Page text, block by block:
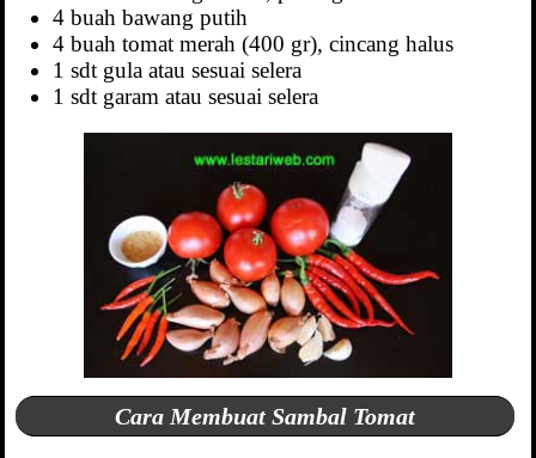
4 buah bawang putih
4 buah tomat merah (400 gr), cincang halus
1 sdt gula atau sesuai selera
1 sdt garam atau sesuai selera
Cara Membuat Sambal Tomat